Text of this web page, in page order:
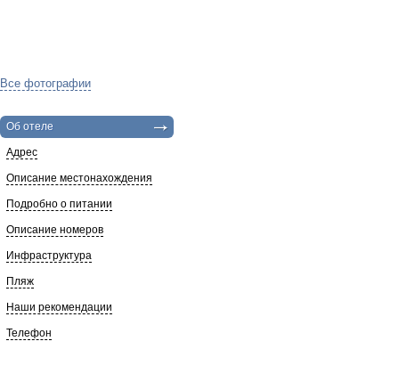
Все фотографии
Об отеле
Адрес
Описание местонахождения
Подробно о питании
Описание номеров
Инфраструктура
Пляж
Наши рекомендации
Телефон